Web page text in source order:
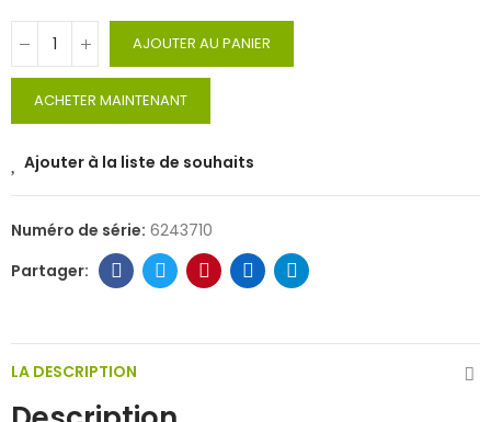
AJOUTER AU PANIER
ACHETER MAINTENANT
Ajouter à la liste de souhaits
Numéro de série: 6243710
LA DESCRIPTION